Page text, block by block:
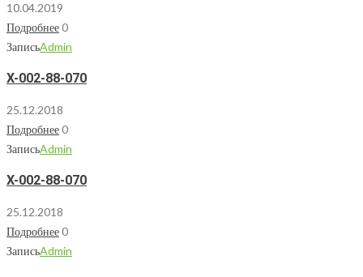
10.04.2019
Подробнее0
ЗаписьAdmin
X-002-88-070
25.12.2018
Подробнее0
ЗаписьAdmin
X-002-88-070
25.12.2018
Подробнее0
ЗаписьAdmin